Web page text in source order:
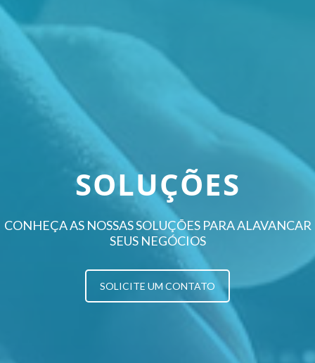
SOLUÇÕES
CONHEÇA AS NOSSAS SOLUÇÕES PARA ALAVANCAR
SEUS NEGÓCIOS
SOLICITE UM CONTATO